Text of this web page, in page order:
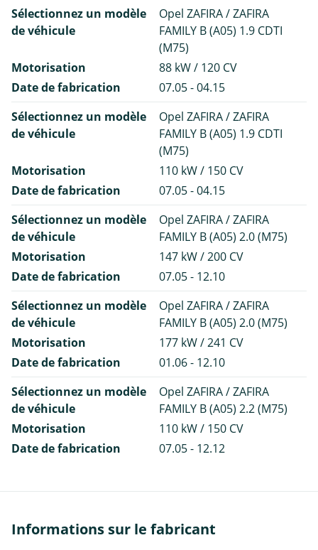
Sélectionnez un modèle
de véhicule
Opel ZAFIRA / ZAFIRA
FAMILY B (A05) 1.9 CDTI
(M75)
Motorisation
88 kW / 120 CV
Date de fabrication
07.05 - 04.15
Sélectionnez un modèle
de véhicule
Opel ZAFIRA / ZAFIRA
FAMILY B (A05) 1.9 CDTI
(M75)
Motorisation
110 kW / 150 CV
Date de fabrication
07.05 - 04.15
Sélectionnez un modèle
de véhicule
Opel ZAFIRA / ZAFIRA
FAMILY B (A05) 2.0 (M75)
Motorisation
147 kW / 200 CV
Date de fabrication
07.05 - 12.10
Sélectionnez un modèle
de véhicule
Opel ZAFIRA / ZAFIRA
FAMILY B (A05) 2.0 (M75)
Motorisation
177 kW / 241 CV
Date de fabrication
01.06 - 12.10
Sélectionnez un modèle
de véhicule
Opel ZAFIRA / ZAFIRA
FAMILY B (A05) 2.2 (M75)
Motorisation
110 kW / 150 CV
Date de fabrication
07.05 - 12.12
Informations sur le fabricant